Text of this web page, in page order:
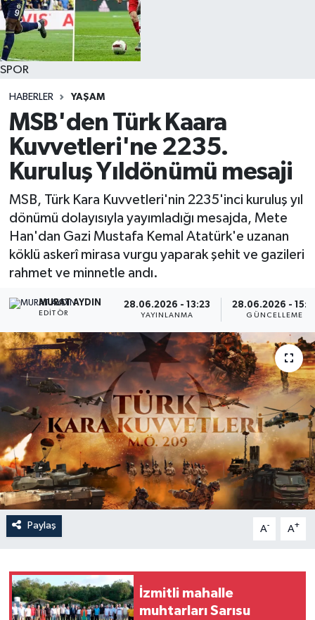
SPOR
HABERLER YAŞAM
MSB'den Türk Kaara
Kuvvetleri'ne 2235.
Kuruluş Yıldönümü mesaji
MSB, Türk Kara Kuvvetleri'nin 2235'inci kuruluş yıl
dönümü dolayısıyla yayımladığı mesajda, Mete
Han'dan Gazi Mustafa Kemal Atatürk'e uzanan
köklü askerî mirasa vurgu yaparak şehit ve gazileri
rahmet ve minnetle andı.
MURAT AYDIN
EDITÖR
28.06.2026 - 13:23
YAYINLANMA
28.06.2026 -
GÜNCELLEME
Paylaş A- A+
İzmitli mahalle
muhtarları Sarısu